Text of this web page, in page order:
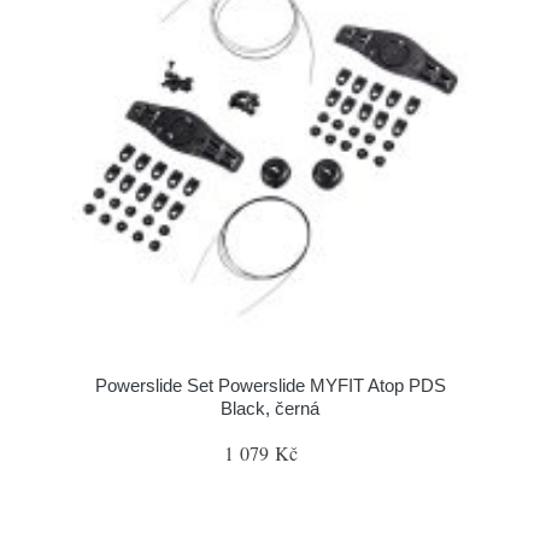
Powerslide Set Powerslide MYFIT Atop PDS
Black, černá
1 079 Kč